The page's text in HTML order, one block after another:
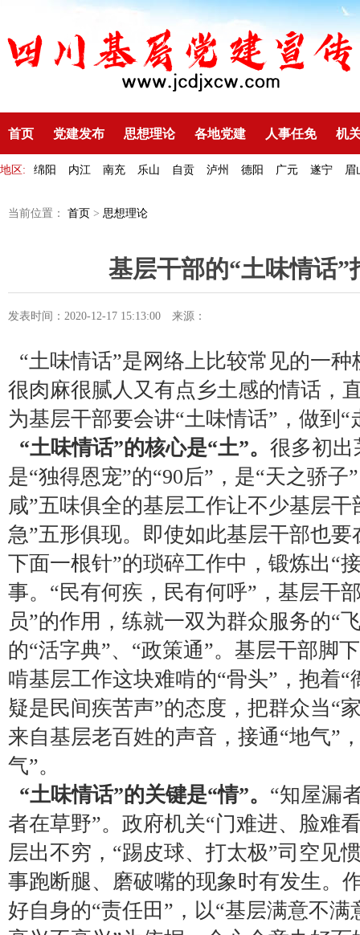
首页 党建发布 思想理论 各地党建 人事任免 机
地区: 绵阳 内江 南充 乐山 自贡 泸州 德阳 广元 遂宁 眉
当前位置： 首页 > 思想理论
基层干部的“土味情话”
发表时间：2020-12-17 15:13:00 来源：
“土味情话”是网络上比较常见的一
很肉麻很腻人又有点乡土感的情话，
为基层干部要会讲“土味情话”，做到“
“土味情话”的核心是“土”。 很多初出
是“独得恩宠”的“90后”，是“天之骄子
咸”五味俱全的基层工作让不少基层干
急”五形俱现。即使如此基层干部也要
下面一根针”的琐碎工作中，锻炼出“
事。“民有何疾，民有何呼”，基层干
员”的作用，练就一双为群众服务的“
的“活字典”、“政策通”。基层干部脚
啃基层工作这块难啃的“骨头”，抱着
疑是民间疾苦声”的态度，把群众当“
来自基层老百姓的声音，接通“地气”
气”。
“土味情话”的关键是“情”。 “知屋漏
者在草野”。政府机关“门难进、脸难
层出不穷，“踢皮球、打太极”司空见
事跑断腿、磨破嘴的现象时有发生。
好自身的“责任田”，以“基层满意不满